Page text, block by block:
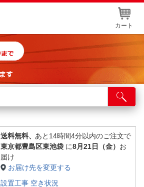
カート
送料無料、 あと14時間4分以内のご注文で
東京都豊島区東池袋 に8月21日（金） お
届け
お届け先を変更する
設置工事 空き状況